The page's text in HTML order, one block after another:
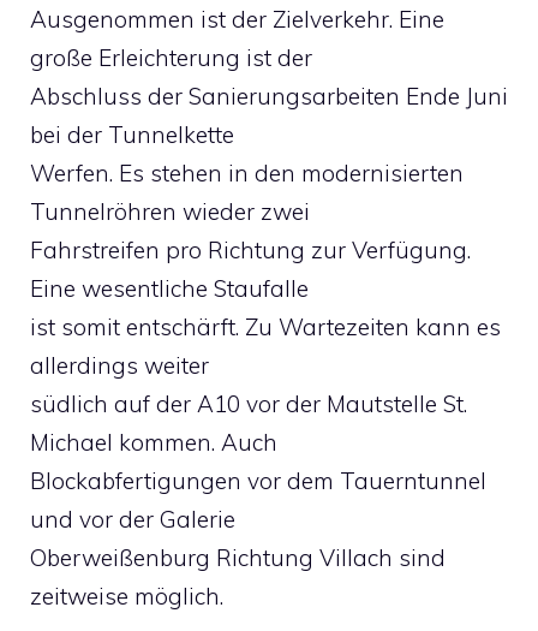
Ausgenommen ist der Zielverkehr. Eine
große Erleichterung ist der
Abschluss der Sanierungsarbeiten Ende Juni
bei der Tunnelkette
Werfen. Es stehen in den modernisierten
Tunnelröhren wieder zwei
Fahrstreifen pro Richtung zur Verfügung.
Eine wesentliche Staufalle
ist somit entschärft. Zu Wartezeiten kann es
allerdings weiter
südlich auf der A10 vor der Mautstelle St.
Michael kommen. Auch
Blockabfertigungen vor dem Tauerntunnel
und vor der Galerie
Oberweißenburg Richtung Villach sind
zeitweise möglich.